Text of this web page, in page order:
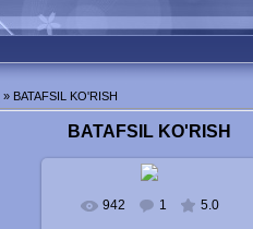
» BATAFSIL KO'RISH
BATAFSIL KO'RISH
В реальном размере
942 1 5.0